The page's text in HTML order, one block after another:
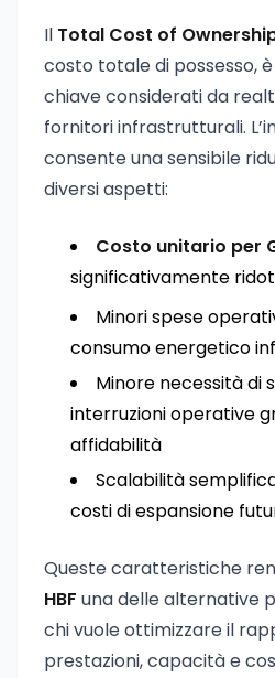
Il Total Cost of
costo totale di possesso,
chiave considerati da
fornitori infrastrutturali.
consente una sensibile
diversi aspetti:
Costo unitario per
significativamente
Minori spese
consumo energetico
Minore necessità di
interruzioni operative
affidabilità
Scalabilità
costi di espansione
Queste caratteristiche
HBF una delle alternative
chi vuole ottimizzare il
prestazioni, capacità e